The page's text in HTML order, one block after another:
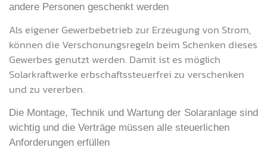
andere Personen geschenkt werden
Als eigener Gewerbebetrieb zur Erzeugung von Strom,
können die Verschonungsregeln beim Schenken dieses
Gewerbes genutzt werden. Damit ist es möglich
Solarkraftwerke erbschaftssteuerfrei zu verschenken
und zu vererben.
Die Montage, Technik und Wartung der Solaranlage sind
wichtig und die Verträge müssen alle steuerlichen
Anforderungen erfüllen